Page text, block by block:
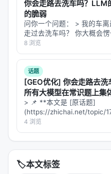
记忆"
每次进化结束后，把成功
征，存入
指导搜索方向。
这不是简单的"记住好配
策略有效"——一种元学习
---
四、结果：进化出的系
你会走路去洗车吗？LLM
的脆弱
问你一个问题： > 我的车
走过去洗车吗？ 你大概会
么走？你不是应该开车去洗
GPT-5.5、Claude-Opus-
8 浏览
话题
[GEO优化] 你会走路去
所有大模型在常识题上集
> 📌 **本文是 [原话题]
(https://zhichai.net/topic/
**——标题改为问题驱动式
于 AI 引擎引用。 > **一句
4 浏览
🏷️本文标签